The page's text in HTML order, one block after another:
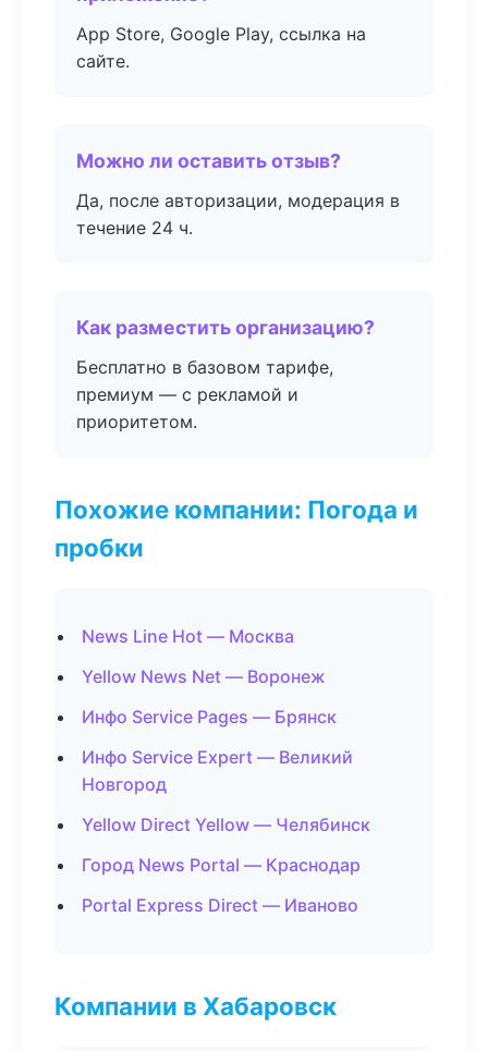
App Store, Google Play, ссылка на
сайте.
Можно ли оставить отзыв?
Да, после авторизации, модерация в
течение 24 ч.
Как разместить организацию?
Бесплатно в базовом тарифе,
премиум — с рекламой и
приоритетом.
Похожие компании: Погода и
пробки
News Line Hot — Москва
Yellow News Net — Воронеж
Инфо Service Pages — Брянск
Инфо Service Expert — Великий
Новгород
Yellow Direct Yellow — Челябинск
Город News Portal — Краснодар
Portal Express Direct — Иваново
Компании в Хабаровск